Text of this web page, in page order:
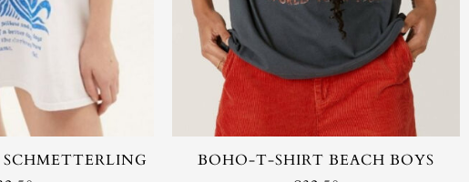
BOHO-T-SHIRT BEACH BOYS